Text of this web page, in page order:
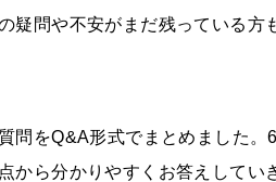
疑問や不安がまだ残っている方
問をQ&A形式でまとめました。
から分かりやすくお答えしてい